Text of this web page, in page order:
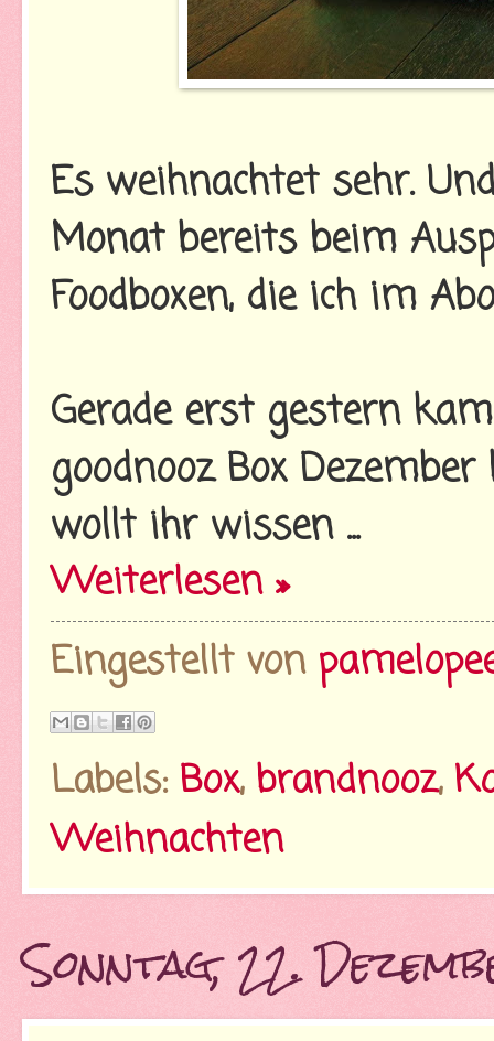
Es weihnachtet sehr.
Monat bereits beim
Foodboxen, die ich im
Gerade erst gestern
goodnooz Box
wollt ihr wissen ...
Weiterlesen »
Eingestellt von
Labels: Box, brandnooz,
Weihnachten
Sonntag, 22.